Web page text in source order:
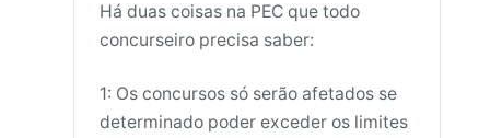
Há duas coisas na PEC que todo
concurseiro precisa saber:
1: Os concursos só serão afetados se
determinado poder exceder os limites